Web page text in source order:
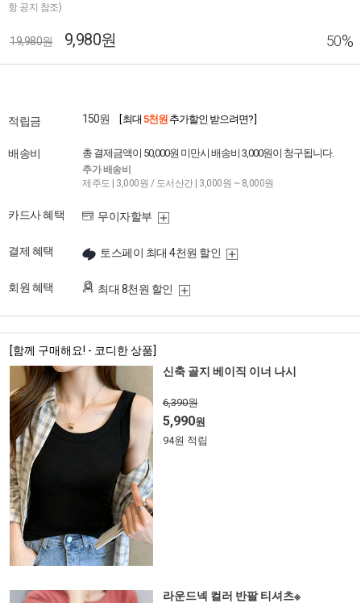
항 공지 참조)
19,980원 9,980원 50%
적립금 150원 [ 최대 5천원 추가할인 받으려면? ]
배송비 총 결제금액이 50,000원 미만시 배송비 3,000원이 청구됩니다.
추가 배송비
제주도 | 3,000원 / 도서산간 | 3,000원 ~ 8,000원
카드사 혜택 무이자할부
결제 혜택 토스페이 최대 4천원 할인
회원 혜택 최대 8천원 할인
[함께 구매해요! - 코디한 상품]
신축 골지 베이직 이너 나시
6,390원
5,990원
94원 적립
라운드넥 컬러 반팔 티셔츠※